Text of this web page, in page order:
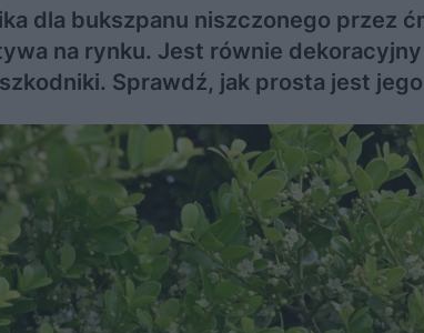
dla bukszpanu niszczonego przez
na rynku. Jest równie
Sprawdź, jak prosta jest